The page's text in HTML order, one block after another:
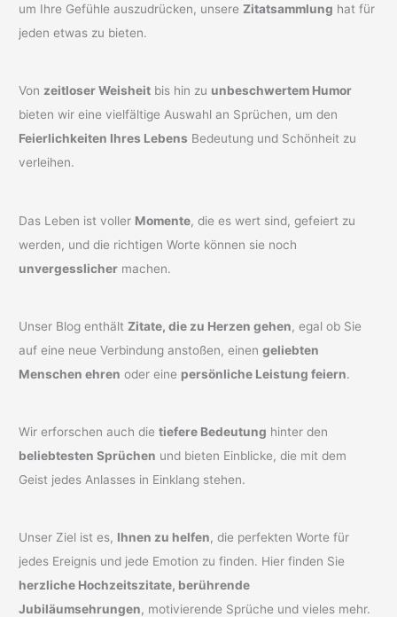
um Ihre Gefühle auszudrücken, unsereZitatsammlung hat für
jeden etwas zu bieten.
Vonzeitloser Weisheit bis hin zu unbeschwertem Humor
bieten wir eine vielfältige Auswahl an Sprüchen, um den
Feierlichkeiten Ihres Lebens Bedeutung und Schönheit zu
verleihen.
Das Leben ist voller Momente, die es wert sind, gefeiert zu
werden, und die richtigen Worte können sie noch
unvergesslicher machen.
Unser Blog enthältZitate, die zu Herzen gehen, egal ob Sie
auf eine neue Verbindung anstoßen, einengeliebten
Menschen ehren oder eine persönliche Leistung feiern.
Wir erforschen auch dietiefere Bedeutung hinter den
beliebtesten Sprüchen und bieten Einblicke, die mit dem
Geist jedes Anlasses in Einklang stehen.
Unser Ziel ist es, Ihnen zu helfen, die perfekten Worte für
jedes Ereignis und jede Emotion zu finden. Hier finden Sie
herzliche Hochzeitszitate, berührende
Jubiläumsehrungen, motivierende Sprüche und vieles mehr.